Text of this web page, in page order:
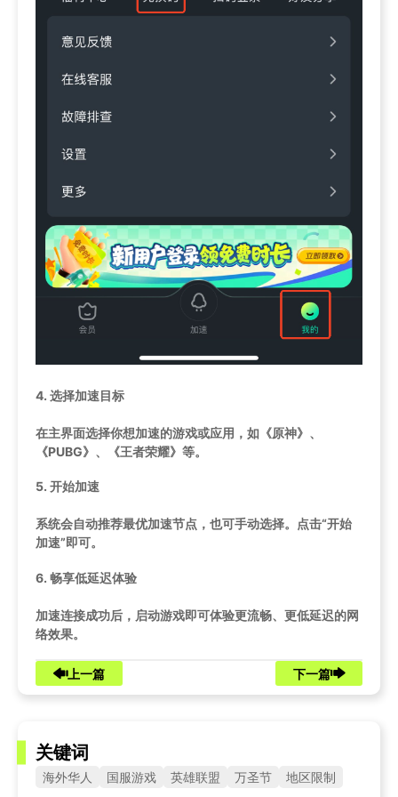
4. 选择加速目标
在主界面选择你想加速的游戏或应用，如《原神》、
《PUBG》、《王者荣耀》等。
5. 开始加速
系统会自动推荐最优加速节点，也可手动选择。点击“开始
加速”即可。
6. 畅享低延迟体验
加速连接成功后，启动游戏即可体验更流畅、更低延迟的网
络效果。
上一篇 下一篇
关键词
海外华人 国服游戏 英雄联盟 万圣节 地区限制